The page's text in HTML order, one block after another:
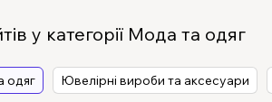
у категорії Мода та одяг
одяг Ювелірні вироби та аксесуари